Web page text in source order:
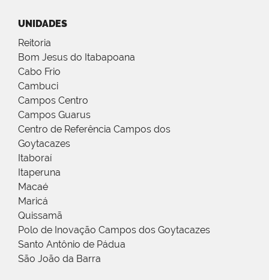
UNIDADES
Reitoria
Bom Jesus do Itabapoana
Cabo Frio
Cambuci
Campos Centro
Campos Guarus
Centro de Referência Campos dos
Goytacazes
Itaboraí
Itaperuna
Macaé
Maricá
Quissamã
Polo de Inovação Campos dos Goytacazes
Santo Antônio de Pádua
São João da Barra